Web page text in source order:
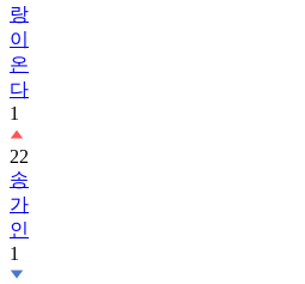
랑
이
온
다
1
22
송
가
인
1